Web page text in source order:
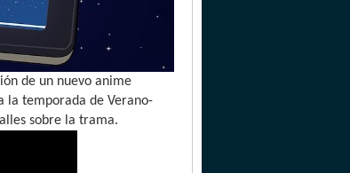
de un nuevo anime
la temporada de Verano-
sobre la trama.